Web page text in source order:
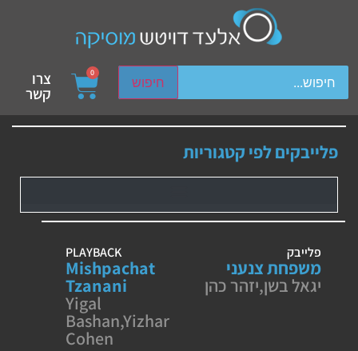
חיפוש
device users, explore by touch or with swipe gestures.
0 צרו
קשר
פלייבקים לפי קטגוריות
פלייבק
משפחת צנעני
יגאל בשן,יזהר כהן
PLAYBACK
Mishpachat
Tzanani
Yigal
Bashan,Yizhar
Cohen